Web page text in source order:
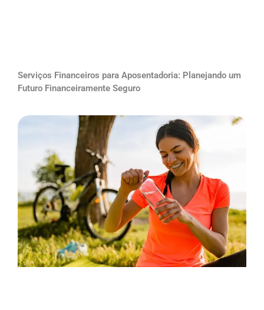
Serviços Financeiros para Aposentadoria: Planejando um
Futuro Financeiramente Seguro